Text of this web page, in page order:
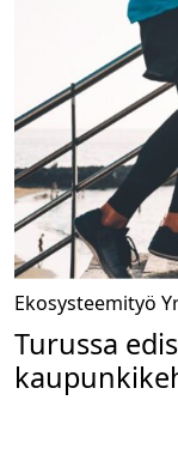
Ekosysteemityö
Turussa